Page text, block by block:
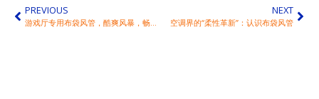
PREVIOUS
游戏厅专用布袋风管，酷爽风暴，畅玩无扰！
NEXT
空调界的“柔性革新”：认识布袋风管